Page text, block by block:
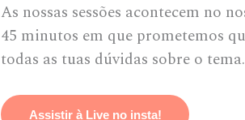
As nossas sessões acontecem no
45 minutos em que prometemos
todas as tuas dúvidas sobre o tema.
Assistir à Live no insta!